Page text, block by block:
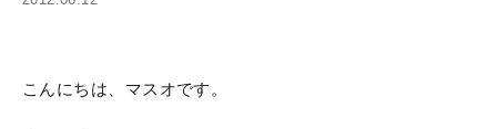
こんにちは、マスオです。